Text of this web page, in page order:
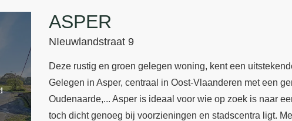
ASPER
NIeuwlandstraat 9
Deze rustig en groen gelegen woning, kent een
Gelegen in Asper, centraal in Oost-Vlaanderen met een
Oudenaarde,... Asper is ideaal voor wie op zoek is naar
toch dicht genoeg bij voorzieningen en stadscentra ligt.